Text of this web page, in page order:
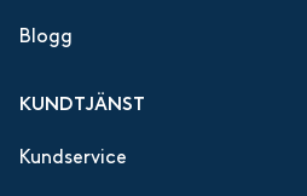
Blogg
KUNDTJÄNST
Kundservice